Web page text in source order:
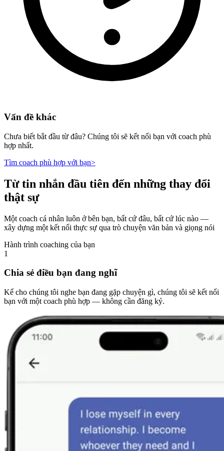
Vấn đề khác
Chưa biết bắt đầu từ đâu? Chúng tôi sẽ kết nối bạn với coach phù
hợp nhất.
Tìm coach phù hợp với bạn>
Từ tin nhắn đầu tiên đến những thay đổi
thật sự
Một coach cá nhân luôn ở bên bạn, bất cứ đâu, bất cứ lúc nào —
xây dựng một kết nối thực sự qua trò chuyện văn bản và giọng nói
Hành trình coaching của bạn
1
Chia sẻ điều bạn đang nghĩ
Kể cho chúng tôi nghe bạn đang gặp chuyện gì, chúng tôi sẽ kết nối
bạn với một coach phù hợp — không cần đăng ký.